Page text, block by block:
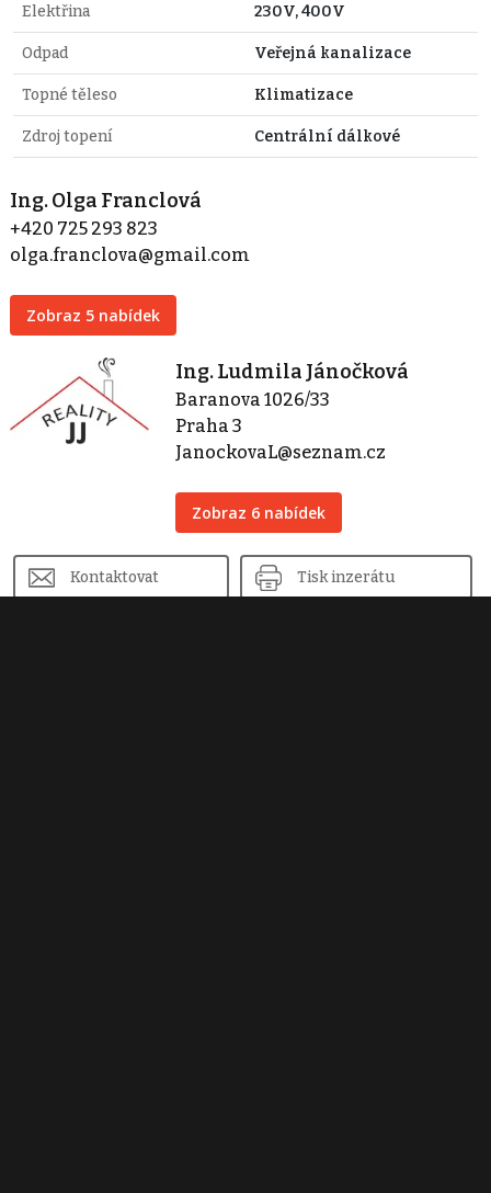
Elektřina 230V, 400V
Odpad Veřejná kanalizace
Topné těleso Klimatizace
Zdroj topení Centrální dálkové
Ing. Olga Franclová
+420 725 293 823
olga.franclova@gmail.com
Zobraz 5 nabídek
Ing. Ludmila Jánočková
Baranova 1026/33
Praha 3
JanockovaL@seznam.cz
Zobraz 6 nabídek
Kontaktovat Tisk inzerátu